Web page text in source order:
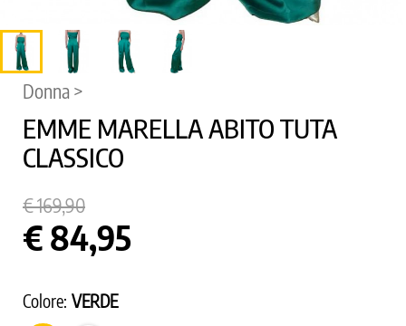
Donna >
EMME MARELLA ABITO TUTA
CLASSICO
€ 169,90
€ 84,95
Colore: VERDE